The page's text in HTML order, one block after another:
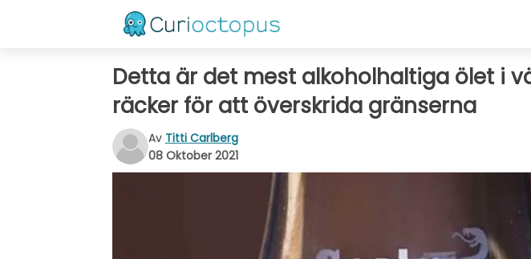
Detta är det mest alkoholhaltiga ölet i
räcker för att överskrida gränserna
Av Titti Carlberg
08 Oktober 2021